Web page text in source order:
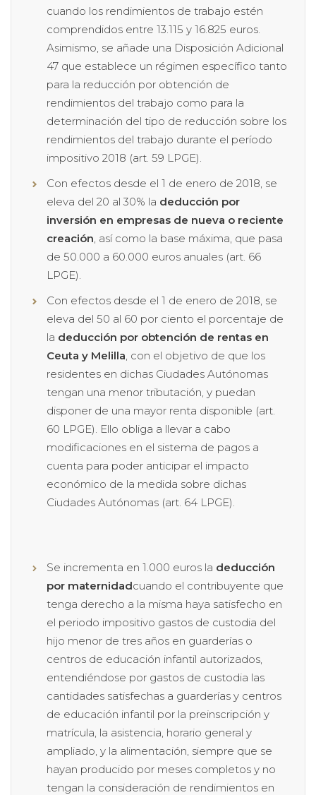
cuando los rendimientos de trabajo estén
comprendidos entre 13.115 y 16.825 euros.
Asimismo, se añade una Disposición Adicional
47 que establece un régimen específico tanto
para la reducción por obtención de
rendimientos del trabajo como para la
determinación del tipo de reducción sobre los
rendimientos del trabajo durante el período
impositivo 2018 (art. 59 LPGE).
Con efectos desde el 1 de enero de 2018, se
eleva del 20 al 30% la deducción por
inversión en empresas de nueva o reciente
creación, así como la base máxima, que pasa
de 50.000 a 60.000 euros anuales (art. 66
LPGE).
Con efectos desde el 1 de enero de 2018, se
eleva del 50 al 60 por ciento el porcentaje de
la deducción por obtención de rentas en
Ceuta y Melilla, con el objetivo de que los
residentes en dichas Ciudades Autónomas
tengan una menor tributación, y puedan
disponer de una mayor renta disponible (art.
60 LPGE). Ello obliga a llevar a cabo
modificaciones en el sistema de pagos a
cuenta para poder anticipar el impacto
económico de la medida sobre dichas
Ciudades Autónomas (art. 64 LPGE).
Se incrementa en 1.000 euros la deducción
por maternidadcuando el contribuyente que
tenga derecho a la misma haya satisfecho en
el periodo impositivo gastos de custodia del
hijo menor de tres años en guarderías o
centros de educación infantil autorizados,
entendiéndose por gastos de custodia las
cantidades satisfechas a guarderías y centros
de educación infantil por la preinscripción y
matrícula, la asistencia, horario general y
ampliado, y la alimentación, siempre que se
hayan producido por meses completos y no
tengan la consideración de rendimientos en